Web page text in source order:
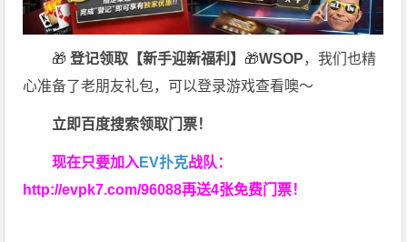
🎁 登记领取【新手迎新福利】 🎁WSOP，我们也精
心准备了老朋友礼包，可以登录游戏查看噢～
立即百度搜索领取门票！
现在只要加入EV扑克战队：
http://evpk7.com/96088再送4张免费门票！